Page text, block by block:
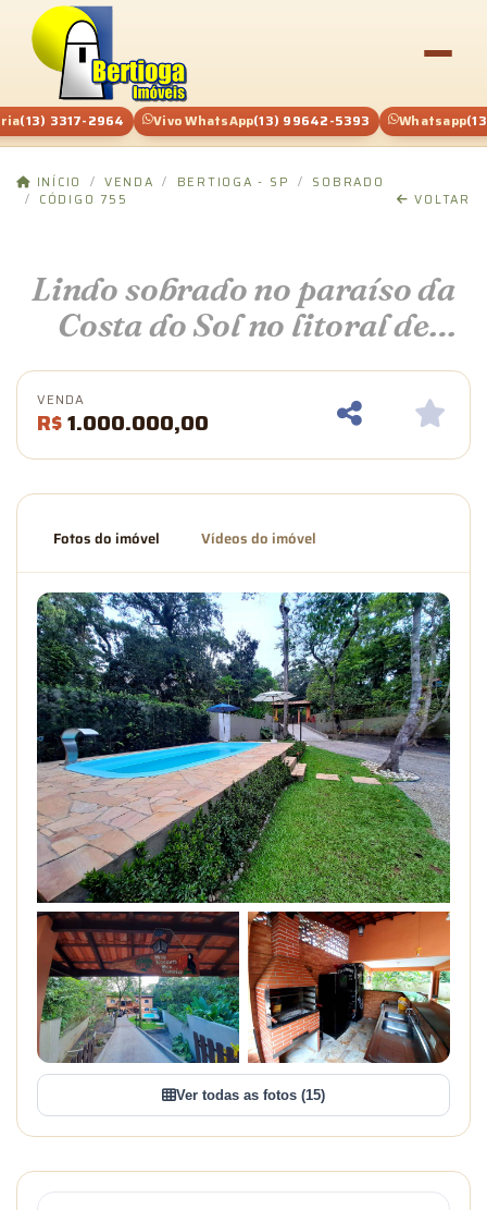
(13) 3317-2964 Vivo WhatsApp(13) 99642-5393 Whatsapp
INÍCIO VENDA BERTIOGA - SP
SOBRADO
CÓDIGO 755
VOLTAR
Lindo sobrado no paraíso da
Costa do Sol no litoral de
Bertioga São Paulo
VENDA
R$1.000.000,00
Fotos do imóvel Vídeos do imóvel
+12
VER TODAS AS FOTOS
Ver todas as fotos (15)